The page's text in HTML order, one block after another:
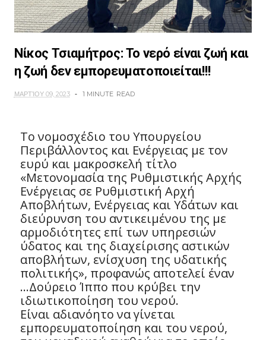
Νίκος Τσιαμήτρος: Το νερό είναι ζωή και
η ζωή δεν εμπορευματοποιείται!!!
ΜΑΡΤΊΟΥ 09, 2023 1 MINUTE READ
Τo νομοσχέδιο του Υπουργείου
Περιβάλλοντος και Ενέργειας με τον
ευρύ και μακροσκελή τίτλο
«Μετονομασία της Ρυθμιστικής Αρχής
Ενέργειας σε Ρυθμιστική Αρχή
Αποβλήτων, Ενέργειας και Υδάτων και
διεύρυνση του αντικειμένου της με
αρμοδιότητες επί των υπηρεσιών
ύδατος και της διαχείρισης αστικών
αποβλήτων, ενίσχυση της υδατικής
πολιτικής», προφανώς αποτελεί έναν
…Δούρειο Ίππο που κρύβει την
ιδιωτικοποίηση του νερού.
Είναι αδιανόητο να γίνεται
εμπορευματοποίηση και του νερού,